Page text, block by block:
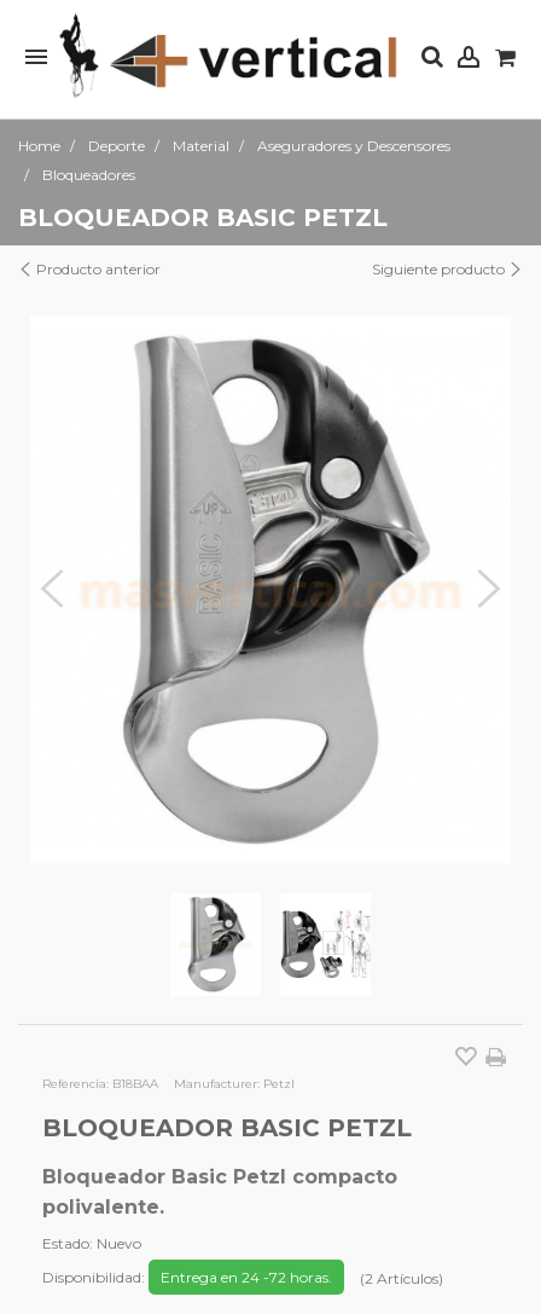
Home Deporte Material
Aseguradores y Descensores
Bloqueadores
BLOQUEADOR BASIC PETZL
Producto anterior Siguiente producto
Referencia: B18BAA Manufacturer: Petzl
BLOQUEADOR BASIC PETZL
Bloqueador Basic Petzl compacto
polivalente.
Estado: Nuevo
Disponibilidad:
Entrega en 24 -72 horas. (2 Artículos)